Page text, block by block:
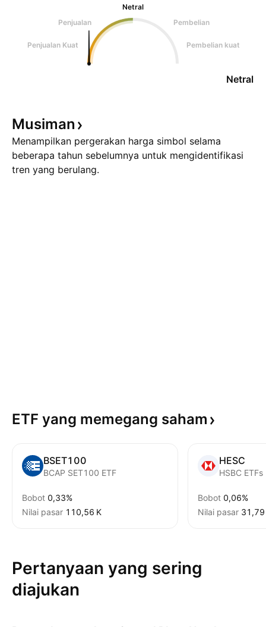
Netral
Penjualan
Pembelian
Penjualan Kuat Pembelian kuat
Netral
Musiman
Menampilkan pergerakan harga simbol selama
beberapa tahun sebelumnya untuk mengidentifikasi
tren yang berulang.
ETF yang memegang saham
BSET100
BCAP SET100 ETF
Bobot 0,33%
Nilai pasar ‪110,56 K‬
HESC
Bobot 0,06%
Nilai pasar ‪31,79
Pertanyaan yang sering
diajukan